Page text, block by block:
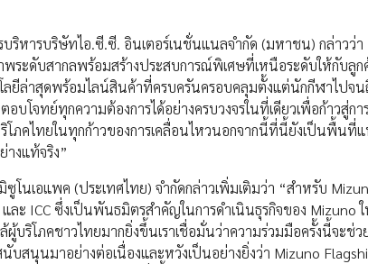
ริหารบริษัทไอ.ซี.ซี. อินเตอร์เนชั่นแนลจำกัด (มหาชน) กล่าวว่า
ะดับสากลพร้อมสร้างประสบการณ์พิเศษที่เหนือระดับให้กับลูก
ลยีล่าสุดพร้อมไลน์สินค้าที่ครบครันครอบคลุมตั้งแต่นักกีฬาไปจน
โจทย์ทุกความต้องการได้อย่างครบวงจรในที่เดียวเพื่อก้าวสู่กา
ภคไทยในทุกก้าวของการเคลื่อนไหวนอกจากนี้ที่นี้ยังเป็นพื้นที่แ
งแท้จริง”
โนเอแพค (ประเทศไทย) จำกัดกล่าวเพิ่มเติมว่า “สำหรับ
ะ ICC ซึ่งเป็นพันธมิตรสำคัญในการดำเนินธุรกิจของ Mizuno
บริโภคชาวไทยมากยิ่งขึ้นเราเชื่อมั่นว่าความร่วมมือครั้งนี้จะช่
นุนมาอย่างต่อเนื่องและหวังเป็นอย่างยิ่งว่า Mizuno